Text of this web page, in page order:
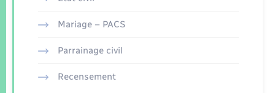
Mariage – PACS
Parrainage civil
Recensement